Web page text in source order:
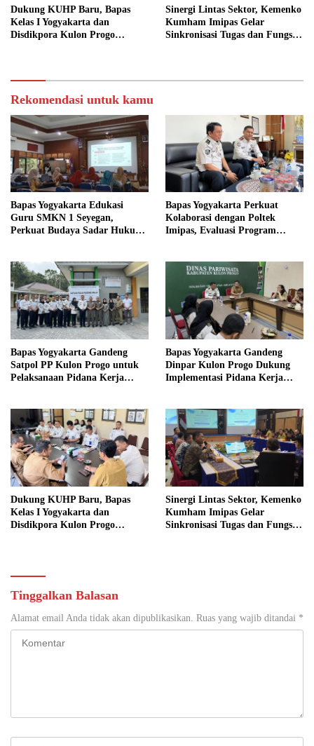
Dukung KUHP Baru, Bapas
Kelas I Yogyakarta dan
Disdikpora Kulon Progo
Sinergi Lintas Sektor, Kemenko
Kumham Imipas Gelar
Sinkronisasi Tugas dan Fungsi
Rekomendasi untuk kamu
Bapas Yogyakarta Edukasi
Guru SMKN 1 Seyegan,
Perkuat Budaya Sadar Hukum
Bapas Yogyakarta Perkuat
Kolaborasi dengan Poltek
Imipas, Evaluasi Program
Bapas Yogyakarta Gandeng
Satpol PP Kulon Progo untuk
Pelaksanaan Pidana Kerja
Bapas Yogyakarta Gandeng
Dinpar Kulon Progo Dukung
Implementasi Pidana Kerja
Dukung KUHP Baru, Bapas
Kelas I Yogyakarta dan
Disdikpora Kulon Progo
Sinergi Lintas Sektor, Kemenko
Kumham Imipas Gelar
Sinkronisasi Tugas dan Fungsi
Tinggalkan Balasan
Alamat email Anda tidak akan dipublikasikan. Ruas yang wajib ditandai *